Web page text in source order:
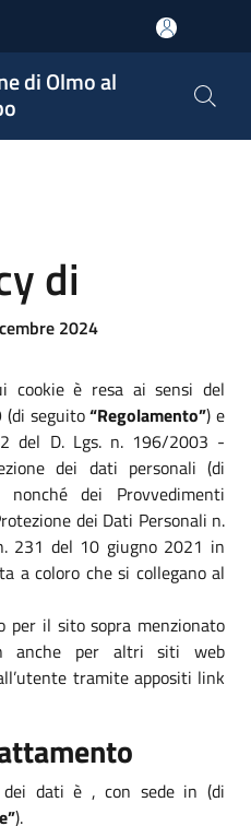
di Olmo al
di
2024
cookie è resa ai sensi del
(di seguito“Regolamento”) e
del D. Lgs. n. 196/2003 -
dei dati personali (di
nonché dei Provvedimenti
dei Dati Personali n.
231 del 10 giugno 2021 in
a coloro che si collegano al
per il sito sopra menzionato
anche per altri siti web
tramite appositi link
dati è , con sede in (di
).